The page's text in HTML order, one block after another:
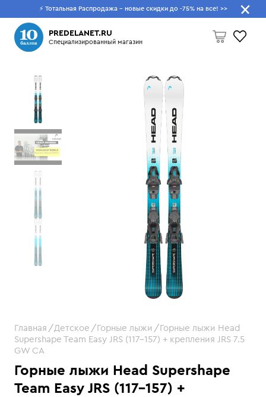
⚡ Тотальная Распродажа - новые скидки до -75% на все! >>
PREDELANET.RU
Специализированный магазин
Пусто
Что будем искать?
Горные лыжи Head Supershape
Team Easy JRS (117–157) +
Главная Детское Горные лыжи
Горные лыжи Head
Supershape Team Easy JRS (117–157) + крепления JRS 7.5
GW CA